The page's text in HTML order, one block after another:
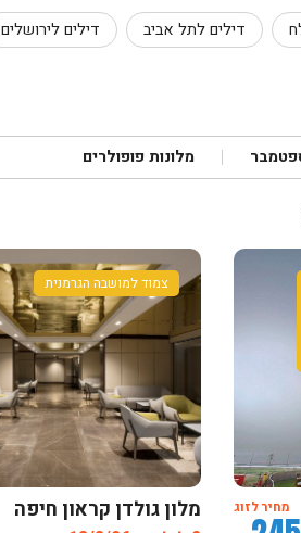
דילים לתל אביב דילים לירושלים
מלונות פופולרים
מחיר לזוג
צמוד למושבה הגרמנית
מלון גולדן קראון חיפה